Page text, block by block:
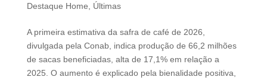
Destaque Home
Últimas
A primeira estimativa da safra de café de 2026,
divulgada pela Conab, indica produção de 66,2 milhões
de sacas beneficiadas, alta de 17,1% em relação a
2025. O aumento é explicado pela bienalidade positiva,